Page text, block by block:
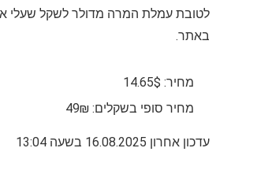
לטובת עמלת המרה מדולר לשקל שעלי
באתר.
מחיר: 14.65$
מחיר סופי בשקלים: 49₪
עדכון אחרון 16.08.2025 בשעה 13:04